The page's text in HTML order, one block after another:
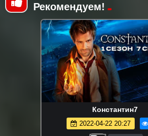
Рекомендуем!
Константин7
2022-04-22 20:27